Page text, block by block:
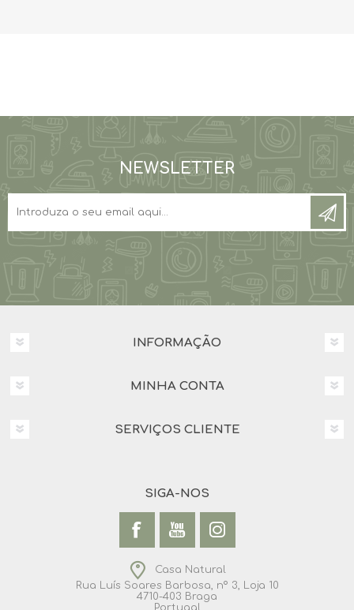
NEWSLETTER
INFORMAÇÃO
MINHA CONTA
SERVIÇOS CLIENTE
SIGA-NOS
Casa Natural
Rua Luís Soares Barbosa, nº 3, Loja 10
4710-403 Braga
Portugal